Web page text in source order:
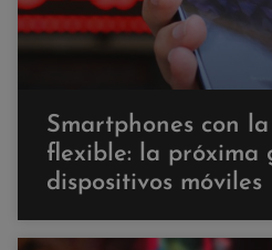
Smartphones con
flexible: la próxima
dispositivos móviles